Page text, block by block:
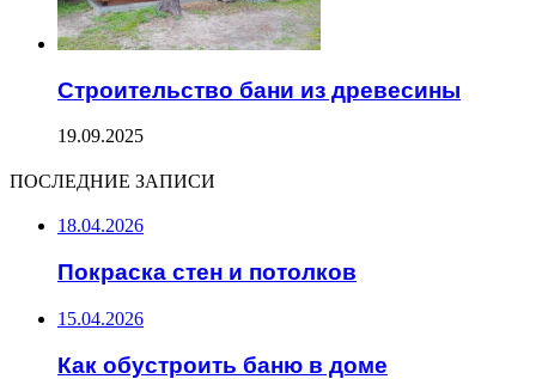
Строительство бани из древесины
19.09.2025
ПОСЛЕДНИЕ ЗАПИСИ
18.04.2026
Покраска стен и потолков
15.04.2026
Как обустроить баню в доме